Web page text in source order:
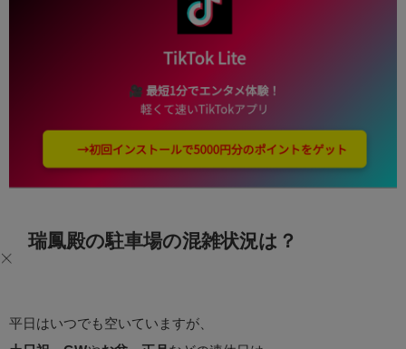
瑞鳳殿の駐車場の混雑状況は？
平日はいつでも空いていますが、